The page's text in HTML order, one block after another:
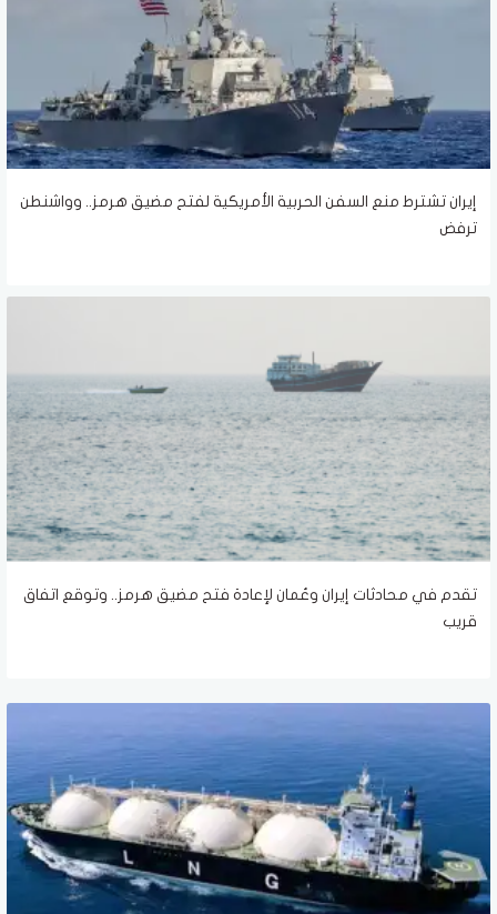
إيران تشترط منع السفن الحربية الأمريكية لفتح مضيق هرمز.. وواشنطن
ترفض
تقدم في محادثات إيران وعُمان لإعادة فتح مضيق هرمز.. وتوقع اتفاق
قريب